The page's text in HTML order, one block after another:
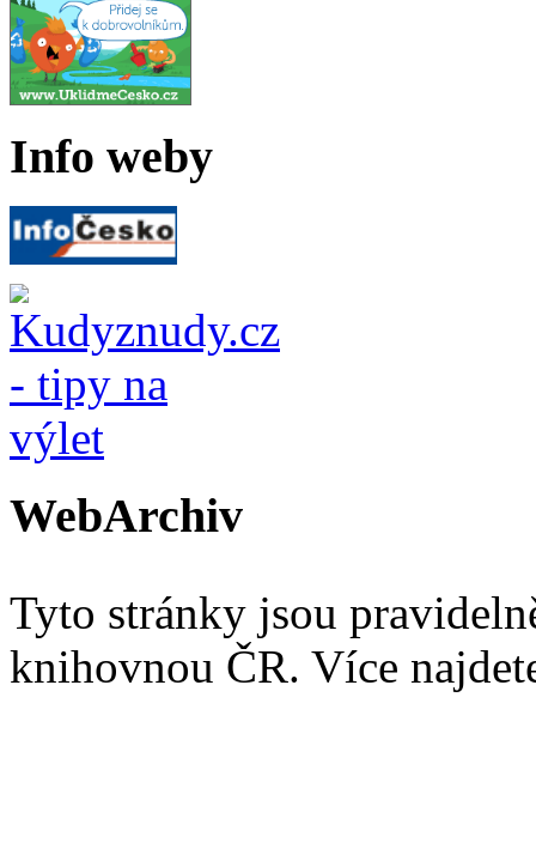
Info weby
WebArchiv
Tyto stránky jsou
knihovnou ČR. Více